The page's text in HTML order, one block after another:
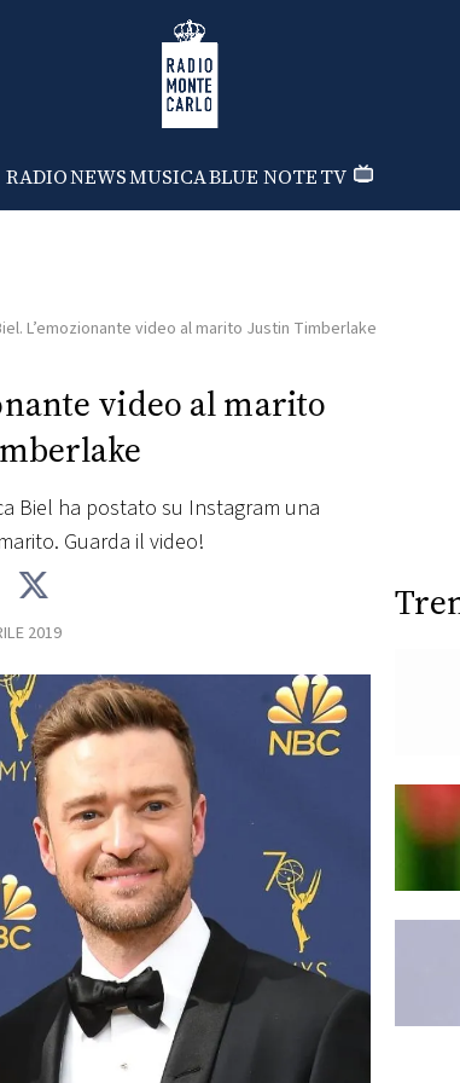
Radio Monte Carlo
RADIONEWSMUSICABLUE NOTETV
L’emozionante video al marito Justin Timberlake
video al marito
Biel ha postato su Instagram una
Guarda il video!
2019